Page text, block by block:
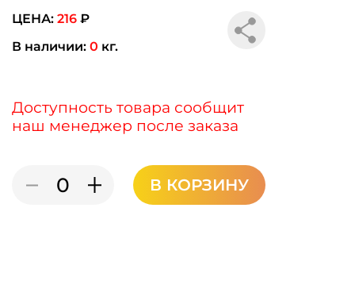
ЦЕНА: 216 ₽
В наличии: 0 кг.
Доступность товара сообщит
наш менеджер после заказа
В КОРЗИНУ